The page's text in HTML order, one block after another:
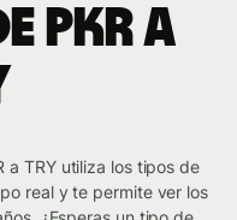
PKR a
a TRY utiliza los tipos de
real y te permite ver los